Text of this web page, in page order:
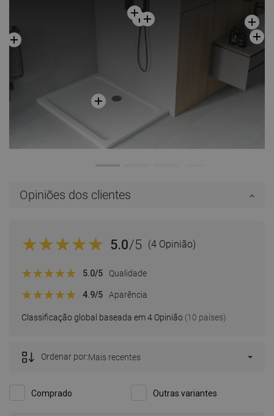
Opiniões dos clientes
5.0/5 (4 Opinião)
Classificação global baseada em 4 Opinião (10 países)
5.0/5 Qualidade
4.9/5 Aparência
Comprado Outras variantes
Ordenar por:Mais recentes